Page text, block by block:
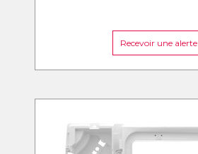
Recevoir une alerte